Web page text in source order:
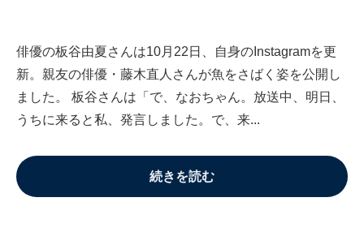
俳優の板谷由夏さんは10月22日、自身のInstagramを更
新。親友の俳優・藤木直人さんが魚をさばく姿を公開し
ました。 板谷さんは「で、なおちゃん。放送中、明日、
うちに来ると私、発言しました。で、来...
続きを読む